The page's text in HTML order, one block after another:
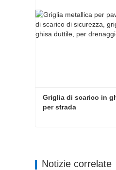
Griglia di scarico in
per strada
Notizie correlate